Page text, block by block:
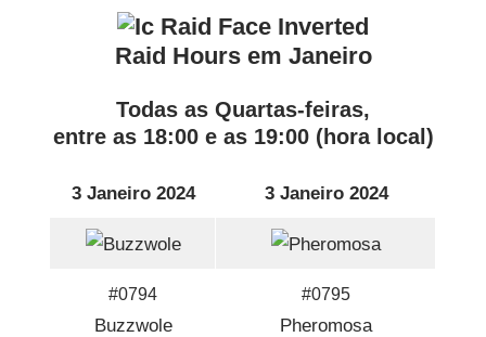
Raid Hours em Janeiro
Todas as Quartas-feiras,
entre as 18:00 e as 19:00 (hora local)
3 Janeiro 2024
#0794
Buzzwole
3 Janeiro 2024
#0795
Pheromosa